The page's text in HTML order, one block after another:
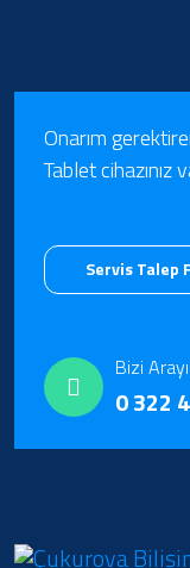
Onarım
Tablet cihazınız
Servis Talep
Bizi
0 322